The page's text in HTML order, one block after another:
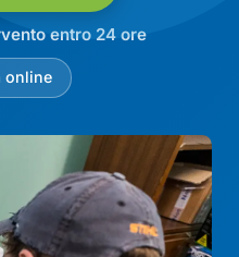
entro 24 ore
online